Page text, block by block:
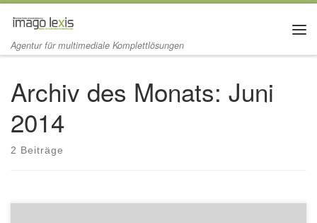
Zum Inhalt springen
Agentur für multimediale Komplettlösungen
Archiv des Monats: Juni
2014
2 Beiträge